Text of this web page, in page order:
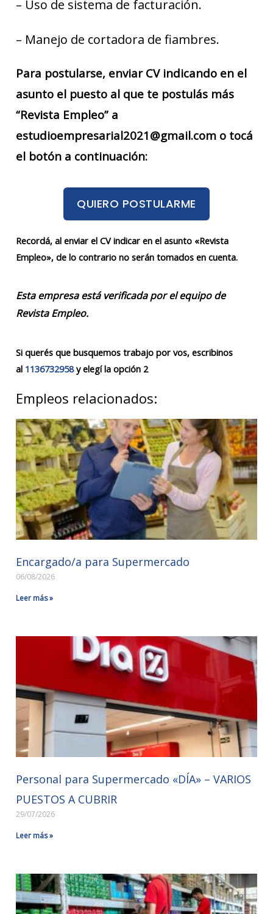
– Uso de sistema de facturación.
– Manejo de cortadora de fiambres.
Para postularse, enviar CV indicando en el
asunto el puesto al que te postulás más
“Revista Empleo” a
estudioempresarial2021@gmail.com o tocá
el botón a continuación:
QUIERO POSTULARME
Recordá, al enviar el CV indicar en el asunto «Revista
Empleo», de lo contrario no serán tomados en cuenta.
Esta empresa está verificada por el equipo de
Revista Empleo.
Si querés que busquemos trabajo por vos, escribinos
al 1136732958y elegí la opción 2
Empleos relacionados:
Encargado/a para Supermercado
06/08/2026
Leer más »
Personal para Supermercado «DÍA» – VARIOS
PUESTOS A CUBRIR
29/07/2026
Leer más »